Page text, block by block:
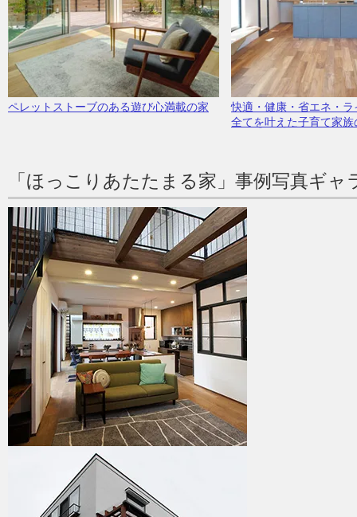
ペレットストーブのある遊び心満載の家
快適・健康・省エネ・
全てを叶えた子育て家
「ほっこりあたたまる家」事例写真ギャ